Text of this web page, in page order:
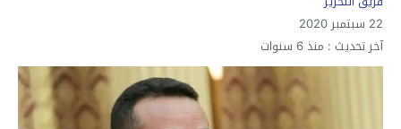
22 سبتمبر 2020
آخر تحديث : منذ 6 سنوات